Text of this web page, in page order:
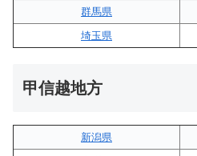
群馬県
埼玉県
甲信越地方
新潟県